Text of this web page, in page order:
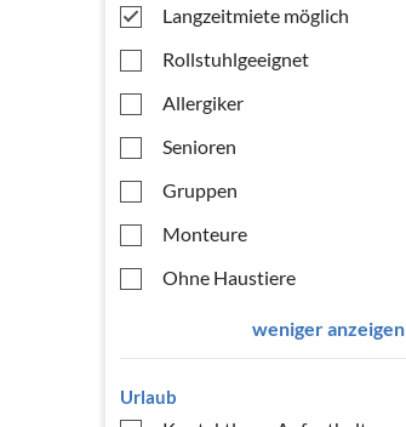
Langzeitmiete möglich
Rollstuhlgeeignet
Allergiker
Senioren
Gruppen
Monteure
Ohne Haustiere
weniger anzeigen
Urlaub